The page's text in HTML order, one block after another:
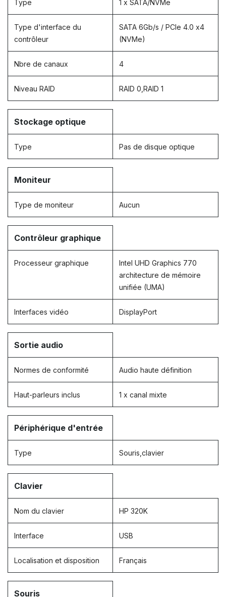
Type 1 x SATA/NVMe
Type d'interface du
contrôleur
SATA 6Gb/s / PCIe 4.0 x4
(NVMe)
Nbre de canaux 4
Niveau RAID RAID 0,RAID 1
Stockage optique
Type Pas de disque optique
Moniteur
Type de moniteur Aucun
Contrôleur graphique
Processeur graphique
Intel UHD Graphics 770
architecture de mémoire
unifiée (UMA)
Interfaces vidéo DisplayPort
Sortie audio
Normes de conformité Audio haute définition
Haut-parleurs inclus 1 x canal mixte
Périphérique d'entrée
Type Souris,clavier
Clavier
Nom du clavier HP 320K
Interface USB
Localisation et disposition Français
Souris